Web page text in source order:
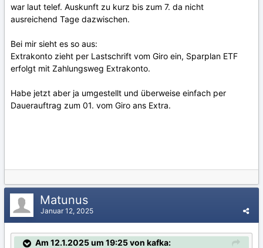
war laut telef. Auskunft zu kurz bis zum 7. da nicht
ausreichend Tage dazwischen.
Bei mir sieht es so aus:
Extrakonto zieht per Lastschrift vom Giro ein, Sparplan ETF
erfolgt mit Zahlungsweg Extrakonto.
Habe jetzt aber ja umgestellt und überweise einfach per
Dauerauftrag zum 01. vom Giro ans Extra.
Matunus
Januar 12, 2025
Am 12.1.2025 um 19:25 von kafka: